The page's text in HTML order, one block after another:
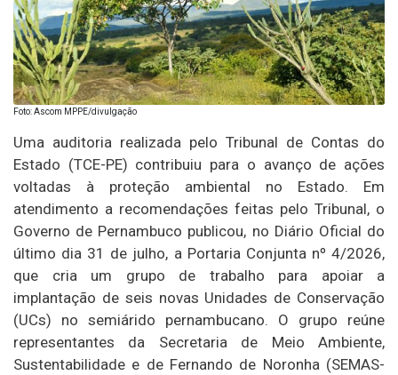
Foto: Ascom MPPE/divulgação
Uma auditoria realizada pelo Tribunal de Contas do
Estado (TCE-PE) contribuiu para o avanço de ações
voltadas à proteção ambiental no Estado. Em
atendimento a recomendações feitas pelo Tribunal, o
Governo de Pernambuco publicou, no Diário Oficial do
último dia 31 de julho, a Portaria Conjunta nº 4/2026,
que cria um grupo de trabalho para apoiar a
implantação de seis novas Unidades de Conservação
(UCs) no semiárido pernambucano. O grupo reúne
representantes da Secretaria de Meio Ambiente,
Sustentabilidade e de Fernando de Noronha (SEMAS-